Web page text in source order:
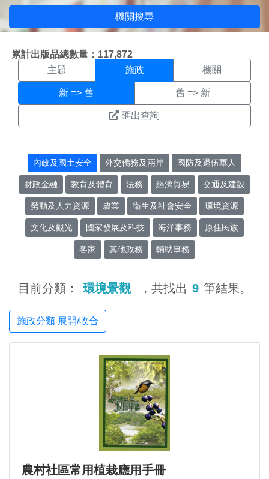
機關搜尋
累計出版品總數量：117,872
施政搜尋結果頁面
主題 施政 機關
新 => 舊 舊 => 新
匯出查詢
內政及國土安全 外交僑務及兩岸 國防及退伍軍人
財政金融 教育及體育 法務 經濟貿易 交通及建設
勞動及人力資源 農業 衛生及社會安全 環境資源
文化及觀光 國家發展及科技 海洋事務 原住民族
客家 其他政務 輔助事務
目前分類： 環境景觀 ，共找出 9 筆結果。
施政分類 展開/收合
農村社區常用植栽應用手冊